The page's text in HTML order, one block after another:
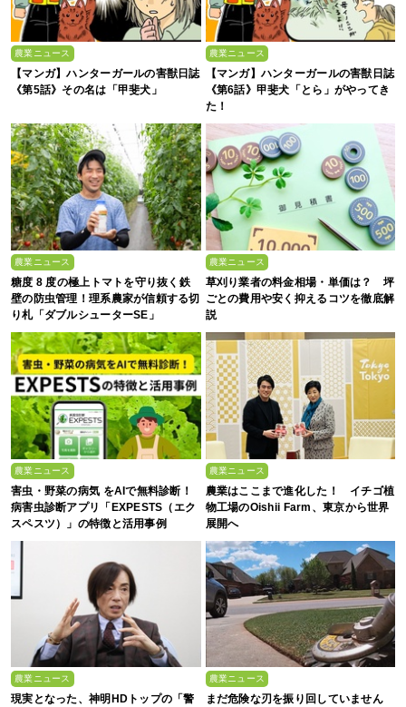
農業ニュース
【マンガ】ハンターガールの害獣日誌
《第5話》その名は「甲斐犬」
農業ニュース
【マンガ】ハンターガールの害獣日誌
《第6話》甲斐犬「とら」がやってき
た！
農業ニュース
糖度 8 度の極上トマトを守り抜く鉄
壁の防虫管理！理系農家が信頼する切
り札「ダブルシューターSE」
農業ニュース
草刈り業者の料金相場・単価は？ 坪
ごとの費用や安く抑えるコツを徹底解
説
農業ニュース
害虫・野菜の病気 をAIで無料診断！
病害虫診断アプリ「EXPESTS（エク
スペスツ）」の特徴と活用事例
農業ニュース
農業はここまで進化した！ イチゴ植
物工場のOishii Farm、東京から世界
展開へ
農業ニュース
現実となった、神明HDトップの「警
農業ニュース
まだ危険な刃を振り回していません